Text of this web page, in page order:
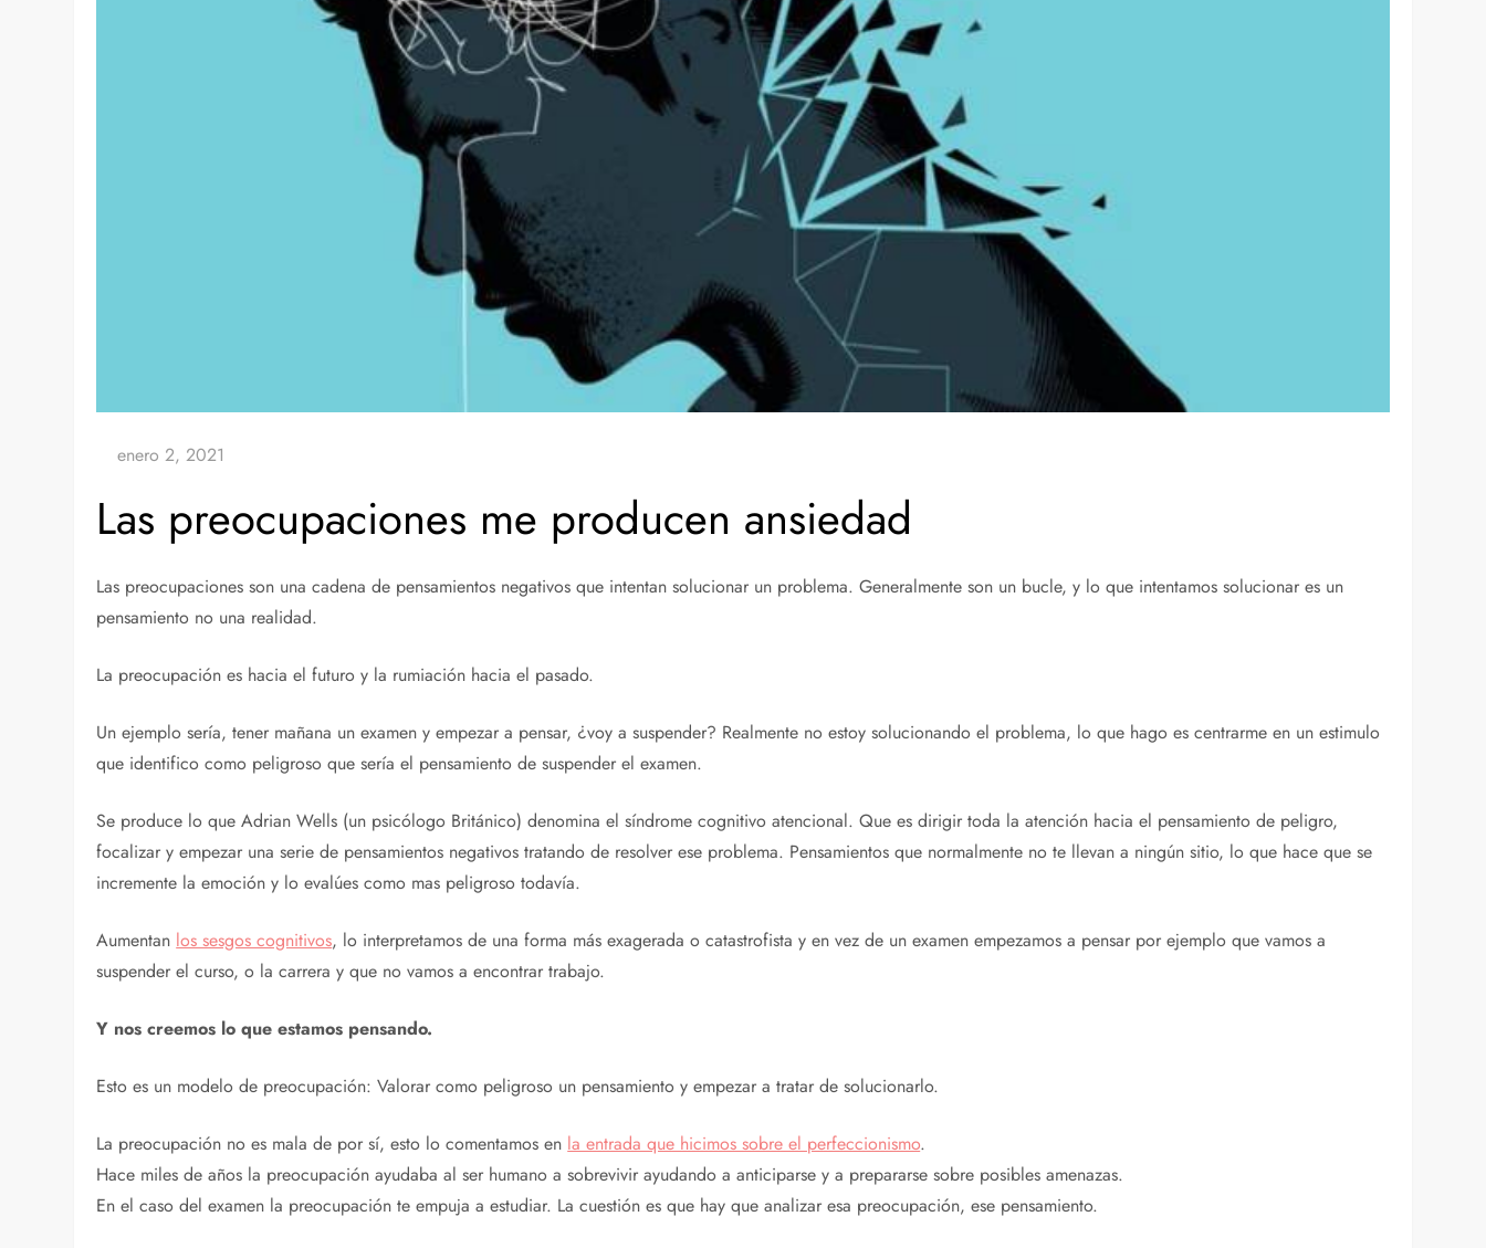
Las preocupaciones me producen ansiedad
Las preocupaciones son una cadena de pensamientos negativos que intentan solucionar un problema. Generalmente son un bucle, y lo que intentamos solucionar es un
pensamiento no una realidad.
La preocupación es hacia el futuro y la rumiación hacia el pasado.
Un ejemplo sería, tener mañana un examen y empezar a pensar, ¿voy a suspender? Realmente no estoy solucionando el problema, lo que hago es centrarme en un estimulo
que identifico como peligroso que sería el pensamiento de suspender el examen.
Se produce lo que Adrian Wells (un psicólogo Británico) denomina el síndrome cognitivo atencional. Que es dirigir toda la atención hacia el pensamiento de peligro,
focalizar y empezar una serie de pensamientos negativos tratando de resolver ese problema. Pensamientos que normalmente no te llevan a ningún sitio, lo que hace que se
incremente la emoción y lo evalúes como mas peligroso todavía.
Aumentan los sesgos cognitivos, lo interpretamos de una forma más exagerada o catastrofista y en vez de un examen empezamos a pensar por ejemplo que vamos a
suspender el curso, o la carrera y que no vamos a encontrar trabajo.
Y nos creemos lo que estamos pensando.
Esto es un modelo de preocupación: Valorar como peligroso un pensamiento y empezar a tratar de solucionarlo.
La preocupación no es mala de por sí, esto lo comentamos en la entrada que hicimos sobre el perfeccionismo.
Hace miles de años la preocupación ayudaba al ser humano a sobrevivir ayudando a anticiparse y a prepararse sobre posibles amenazas.
En el caso del examen la preocupación te empuja a estudiar. La cuestión es que hay que analizar esa preocupación, ese pensamiento.